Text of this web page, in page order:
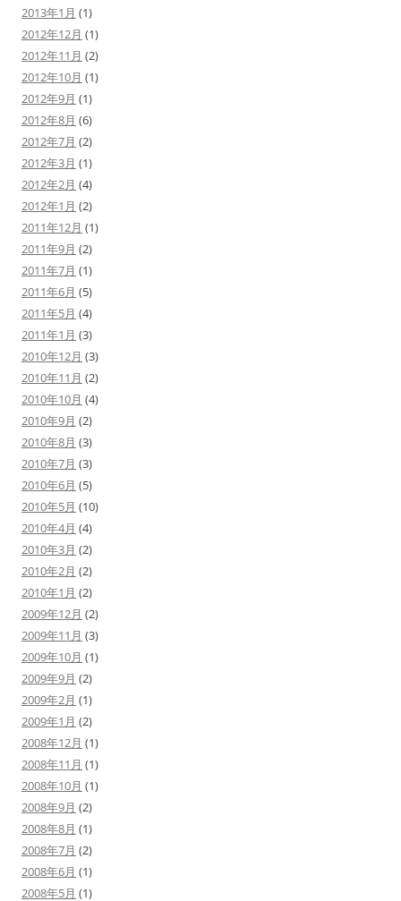
2013年1月 (1)
2012年12月 (1)
2012年11月 (2)
2012年10月 (1)
2012年9月 (1)
2012年8月 (6)
2012年7月 (2)
2012年3月 (1)
2012年2月 (4)
2012年1月 (2)
2011年12月 (1)
2011年9月 (2)
2011年7月 (1)
2011年6月 (5)
2011年5月 (4)
2011年1月 (3)
2010年12月 (3)
2010年11月 (2)
2010年10月 (4)
2010年9月 (2)
2010年8月 (3)
2010年7月 (3)
2010年6月 (5)
2010年5月 (10)
2010年4月 (4)
2010年3月 (2)
2010年2月 (2)
2010年1月 (2)
2009年12月 (2)
2009年11月 (3)
2009年10月 (1)
2009年9月 (2)
2009年2月 (1)
2009年1月 (2)
2008年12月 (1)
2008年11月 (1)
2008年10月 (1)
2008年9月 (2)
2008年8月 (1)
2008年7月 (2)
2008年6月 (1)
2008年5月 (1)